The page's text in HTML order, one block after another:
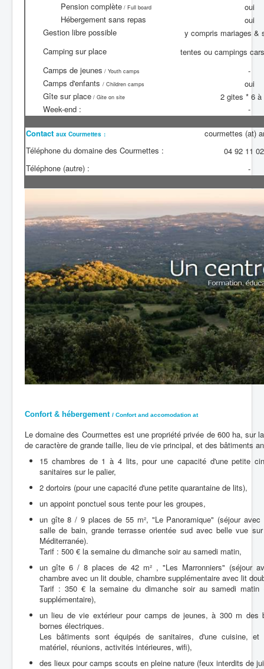
Pension complète / Full board
oui
Hébergement sans repas
oui
Gestion libre possible
y compris mariages &
Camping sur place
tentes ou campings
Camps de jeunes / Youth camps
-
Camps d'enfants / Children camps
oui
Gîte sur place / Gite on site
2 gites * 6 à
Week-end :
-
Contact aux Courmettes :
courmettes (at)
Téléphone du domaine des Courmettes :
04 92 11
Téléphone (autre) :
-
Confort & hébergement / Confort and accomodation at
Le domaine des Courmettes est une propriété privée de 600 ha, sur
de caractère de grande taille, lieu de vie principal, et des bâtiments
15 chambres de 1 à 4 lits, pour une capacité d'une petite
sanitaires sur le palier,
2 dortoirs (pour une capacité d'une petite quarantaine de lits),
un appoint ponctuel sous tente pour les groupes,
un gîte 8 / 9 places de 55 m², "Le Panoramique" (séjour avec
salle de bain, grande terrasse orientée sud avec belle vue
Méditerranée).
Tarif : 500 € la semaine du dimanche soir au samedi matin,
un gîte 6 / 8 places de 42 m² , "Les Marronniers" (séjour
chambre avec un lit double, chambre supplémentaire avec lit
Tarif : 350 € la semaine du dimanche soir au samedi matin
supplémentaire),
un lieu de vie extérieur pour camps de jeunes, à 300 m des
bornes électriques.
Les bâtiments sont équipés de sanitaires, d'une cuisine, et
matériel, réunions, activités intérieures, wifi),
des lieux pour camps scouts en pleine nature (feux interdits de